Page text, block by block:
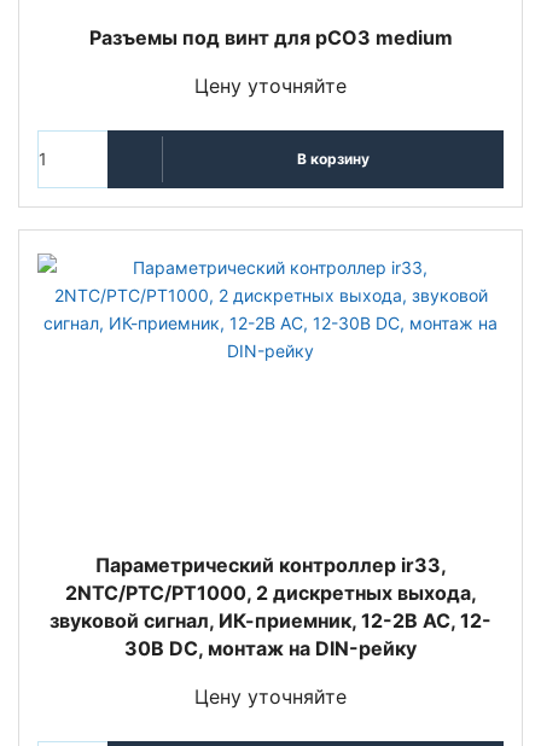
Разъемы под винт для pCO3 medium
Цену уточняйте
В корзину
Параметрический контроллер ir33,
2NTC/PTC/PT1000, 2 дискретных выхода,
звуковой сигнал, ИК-приемник, 12-2В AC, 12-
30В DC, монтаж на DIN-рейку
Цену уточняйте